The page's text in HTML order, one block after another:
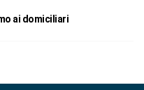
ai domiciliari